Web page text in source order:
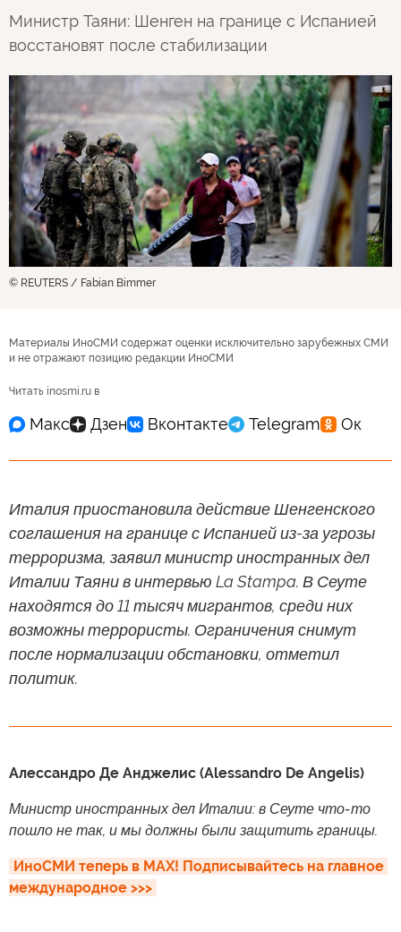
Министр Таяни: Шенген на границе с Испанией
восстановят после стабилизации
© REUTERS / Fabian Bimmer
Материалы ИноСМИ содержат оценки исключительно зарубежных СМИ
и не отражают позицию редакции ИноСМИ
Читать inosmi.ru в
Италия приостановила действие Шенгенского
соглашения на границе с Испанией из-за угрозы
терроризма, заявил министр иностранных дел
Италии Таяни в интервью La Stampa. В Сеуте
находятся до 11 тысяч мигрантов, среди них
возможны террористы. Ограничения снимут
после нормализации обстановки, отметил
политик.
Алессандро Де Анджелис (Alessandro De Angelis)
Министр иностранных дел Италии: в Сеуте что-то
пошло не так, и мы должны были защитить границы.
ИноСМИ теперь в MAX! Подписывайтесь на главное
международное >>>